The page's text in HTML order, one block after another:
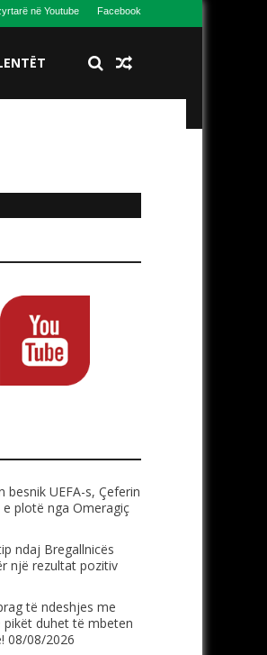
në Youtube Facebook
besnik UEFA-s, Çeferin
plotë nga Omeragiç
ndaj Bregallnicës
një rezultat pozitiv
të ndeshjes me
pikët duhet të mbeten
08/08/2026